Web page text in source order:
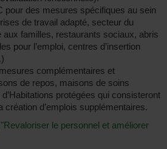
pour des mesures spécifiques au sein
de travail adapté, secteur du
aux familles, restaurants sociaux, abris
pour l’emploi, centres d’insertion
complémentaires et
de repos, maisons de soins
protégées qui consisteront
création d’emplois supplémentaires.
le personnel et améliorer